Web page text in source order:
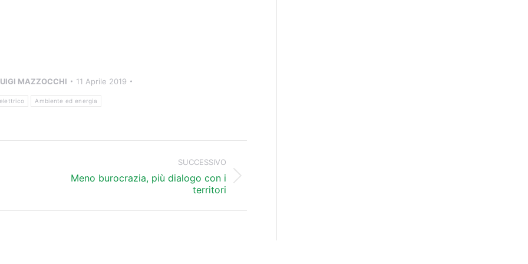
MAZZOCCHI 11 Aprile 2019
Ambiente ed energia
SUCCESSIVO
ProssimoMeno burocrazia, più dialogo con i
territori